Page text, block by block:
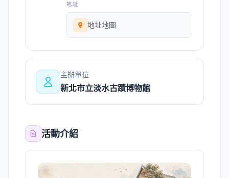
地址
地址地圖
主辦單位
新北市立淡水古蹟博物館
活動介紹